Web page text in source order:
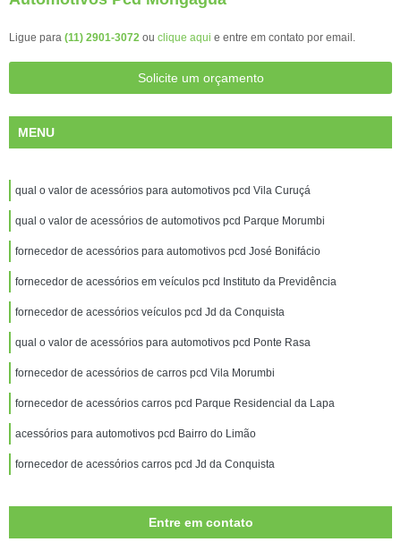
Ligue para (11) 2901-3072 ou clique aqui e entre em contato por email.
Solicite um orçamento
MENU
qual o valor de acessórios para automotivos pcd Vila Curuçá
qual o valor de acessórios de automotivos pcd Parque Morumbi
fornecedor de acessórios para automotivos pcd José Bonifácio
fornecedor de acessórios em veículos pcd Instituto da Previdência
fornecedor de acessórios veículos pcd Jd da Conquista
qual o valor de acessórios para automotivos pcd Ponte Rasa
fornecedor de acessórios de carros pcd Vila Morumbi
fornecedor de acessórios carros pcd Parque Residencial da Lapa
acessórios para automotivos pcd Bairro do Limão
fornecedor de acessórios carros pcd Jd da Conquista
Entre em contato